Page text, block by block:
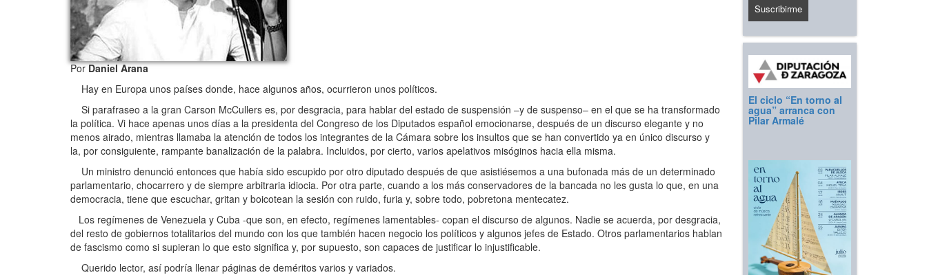
PorDaniel Arana
Hay en Europa unos países donde, hace algunos años, ocurrieron unos políticos.
Si parafraseo a la gran Carson McCullers es, por desgracia, para hablar del estado de suspensión –y de suspenso– en el que se ha transformado
la política. Vi hace apenas unos días a la presidenta del Congreso de los Diputados español emocionarse, después de un discurso elegante y no
menos airado, mientras llamaba la atención de todos los integrantes de la Cámara sobre los insultos que se han convertido ya en único discurso y
la, por consiguiente, rampante banalización de la palabra. Incluidos, por cierto, varios apelativos misóginos hacia ella misma.
Un ministro denunció entonces que había sido escupido por otro diputado después de que asistiésemos a una bufonada más de un determinado
parlamentario, chocarrero y de siempre arbitraria idiocia. Por otra parte, cuando a los más conservadores de la bancada no les gusta lo que, en una
democracia, tiene que escuchar, gritan y boicotean la sesión con ruido, furia y, sobre todo, pobretona mentecatez.
Los regímenes de Venezuela y Cuba -que son, en efecto, regímenes lamentables- copan el discurso de algunos. Nadie se acuerda, por desgracia,
del resto de gobiernos totalitarios del mundo con los que también hacen negocio los políticos y algunos jefes de Estado. Otros parlamentarios hablan
de fascismo como si supieran lo que esto significa y, por supuesto, son capaces de justificar lo injustificable.
Querido lector, así podría llenar páginas de deméritos varios y variados.
El ciclo “En torno al
agua” arranca con
Pilar Armalé